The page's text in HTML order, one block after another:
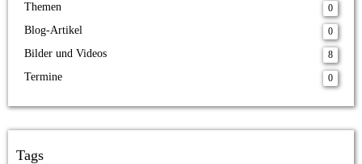
Themen 0
Blog-Artikel 0
Bilder und Videos 8
Termine 0
Tags